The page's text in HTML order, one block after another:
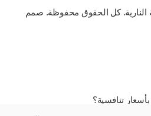
© 2026 الأسلحة النارية. كل الحقوق محفوظة. صمم
تنافسية؟